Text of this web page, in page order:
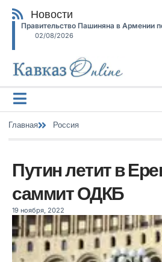
Новости
Правительство Пашиняна в Армении
02/08/2026
Главная Россия
Путин летит в
саммит ОДКБ
19 ноября, 2022